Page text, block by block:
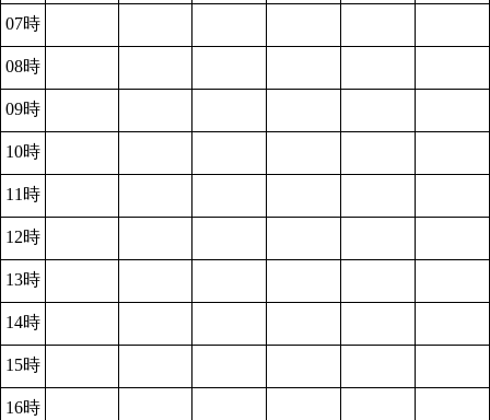
07時
08時
09時
10時
11時
12時
13時
14時
15時
16時